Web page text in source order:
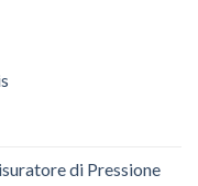
di Pressione